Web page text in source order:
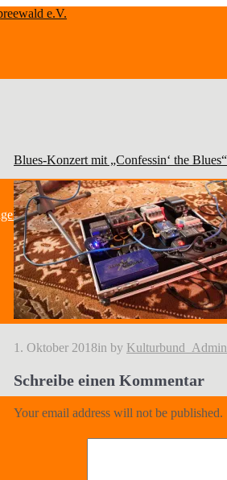
Blues-Konzert mit „Confessin‘ the Blues“
1. Oktober 2018in by Kulturbund_Admin
Schreibe einen Kommentar
Your email address will not be published.